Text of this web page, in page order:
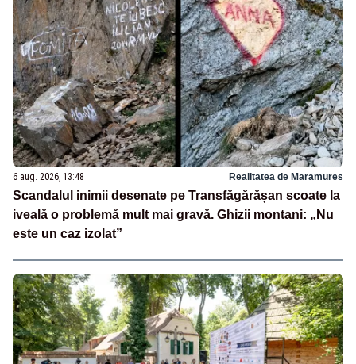
6 aug. 2026, 13:48 Realitatea de Maramures
Scandalul inimii desenate pe Transfăgărășan scoate la
iveală o problemă mult mai gravă. Ghizii montani: „Nu
este un caz izolat”